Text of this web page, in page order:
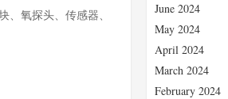
氧探头、传感器、
June 2024
May 2024
April 2024
March 2024
February 2024